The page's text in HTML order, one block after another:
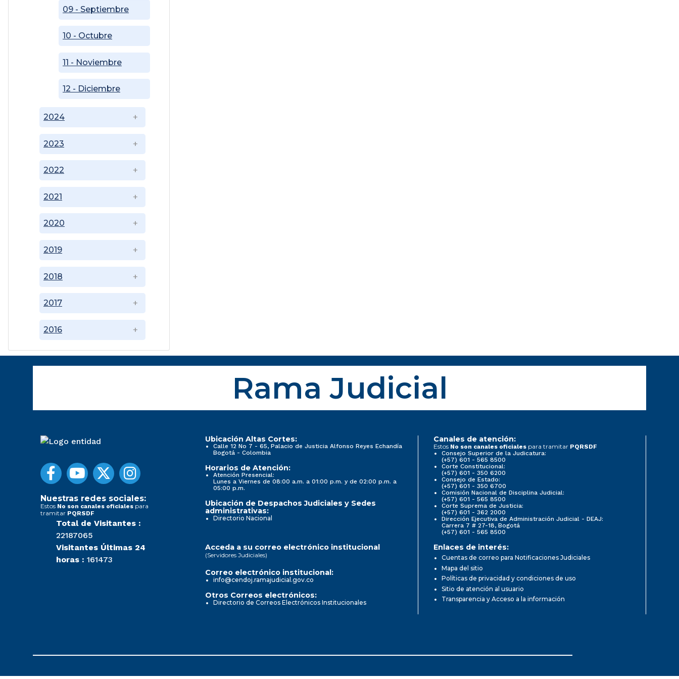
2016
2017
2018
2019
2020
2021
2022
2023
2024
09 - Septiembre
10 - Octubre
11 - Noviembre
12 - Diciembre
Rama Judicial
Nuestras redes sociales:
Estos No son canales oficiales para
tramitar PQRSDF
Total de Visitantes :
22187065
Visitantes Últimas 24
horas : 161473
Ubicación Altas Cortes:
Calle 12 No 7 - 65, Palacio de Justicia Alfonso Reyes Echandía
Bogotá - Colombia
Horarios de Atención:
Atención Presencial:
Lunes a Viernes de 08:00 a.m. a 01:00 p.m. y de 02:00 p.m. a
05:00 p.m.
Ubicación de Despachos Judiciales y Sedes
administrativas:
Directorio Nacional
Canales de atención:
Estos No son canales oficiales para tramitar PQRSDF
Consejo Superior de la Judicatura:
(+57) 601 - 565 8500
Corte Constitucional:
(+57) 601 - 350 6200
Consejo de Estado:
(+57) 601 - 350 6700
Comisión Nacional de Disciplina Judicial:
(+57) 601 - 565 8500
Corte Suprema de Justicia:
(+57) 601 - 362 2000
Dirección Ejecutiva de Administración Judicial - DEAJ:
Carrera 7 # 27-18, Bogotá
(+57) 601 - 565 8500
Acceda a su correo electrónico institucional
(Servidores Judiciales)
Correo electrónico institucional:
info@cendoj.ramajudicial.gov.co
Otros Correos electrónicos:
Directorio de Correos Electrónicos Institucionales
Enlaces de interés:
Cuentas de correo para Notificaciones Judiciales
Mapa del sitio
Políticas de privacidad y condiciones de uso
Sitio de atención al usuario
Transparencia y Acceso a la información